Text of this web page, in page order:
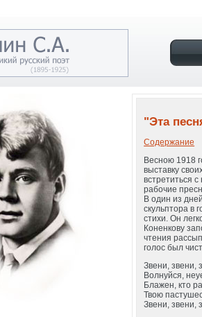
"Эта
Содержание
Весною 1918
выставку
встретиться
рабочие
В один из
скульптора в
стихи. Он
Коненкову
чтения
голос был
Звени, звени,
Волнуйся,
Блажен, кто
Твою
Звени, звени,